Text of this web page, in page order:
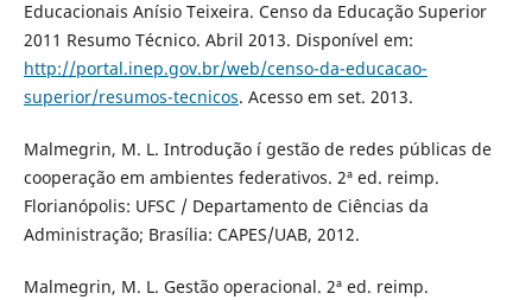
Educacionais Aní­sio Teixeira. Censo da Educação Superior
2011 Resumo Técnico. Abril 2013. Disponí­vel em:
http://portal.inep.gov.br/web/censo-da-educacao-
superior/resumos-tecnicos. Acesso em set. 2013.
Malmegrin, M. L. Introdução í gestão de redes públicas de
cooperação em ambientes federativos. 2ª ed. reimp.
Florianópolis: UFSC / Departamento de Ciências da
Administração; Brasí­lia: CAPES/UAB, 2012.
Malmegrin, M. L. Gestão operacional. 2ª ed. reimp.